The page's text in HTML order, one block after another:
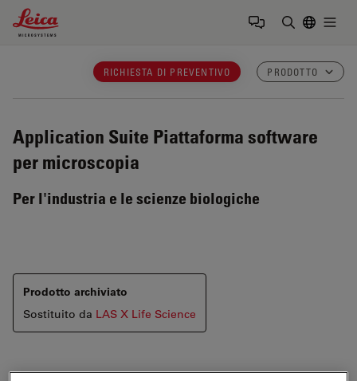
Leica Microsystems Logo
RICHIESTA DI PREVENTIVO PRODOTTO
Application Suite Piattaforma software
per microscopia
Per l'industria e le scienze biologiche
Prodotto archiviato
Sostituito da LAS X Life Science